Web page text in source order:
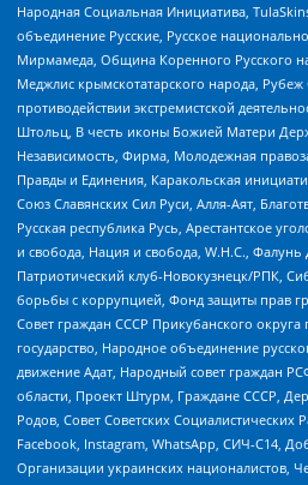
Народная Социальная Инициатива,
объединение Русские, Русское
Мирмамеда, Община Коренного Русского
Меджлис крымскотатарского народа,
противодействии экстремистской
Штольц, В честь иконы Божией Матери
Независимость, Фирма, Молодежная
Правды и Единения, Каракольская
Союз Славянских Сил Руси, Алля-Аят,
Русская республика Русь, Арестантское
и свобода, Нация и свобода, W.H.С.,
Патриотический клуб-Новокузнецк/РПК,
борьбы с коррупцией, Фонд защиты прав
Совет граждан СССР Прикубанского округа
государство, Народное объединение
движение Адат, Народный совет граждан
области, Проект Штурм, Граждане СССР,
Родов, Совет Советских Социалистических
Facebook, Instagram, WhatsApp, СИЧ-С14,
Организации украинских националистов,